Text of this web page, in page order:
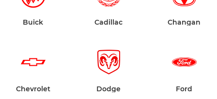
Buick Cadillac Changan
Chevrolet Dodge Ford